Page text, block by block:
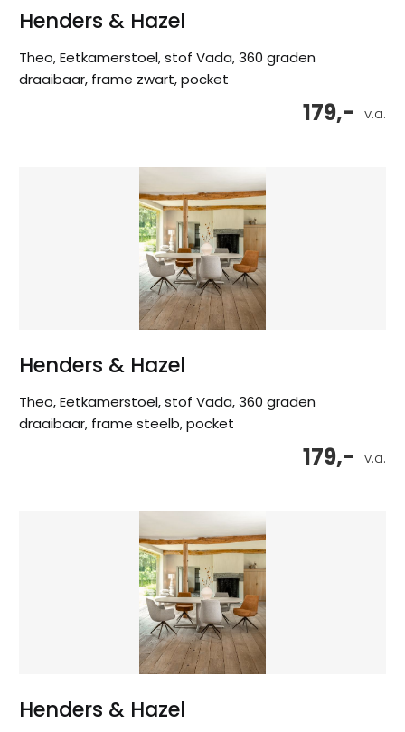
Henders & Hazel
Theo, Eetkamerstoel, stof Vada, 360 graden
draaibaar, frame zwart, pocket
v.a.
179,-
Henders & Hazel
Theo, Eetkamerstoel, stof Vada, 360 graden
draaibaar, frame steelb, pocket
v.a.
179,-
Henders & Hazel